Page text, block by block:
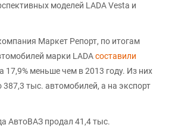
моделей LADA Vesta и
Маркет Репорт, по итогам
марки LADAсоставили
17,9% меньше чем в 2013 году. Из них
387,3 тыс. автомобилей, а на экспорт
АвтоВАЗ продал 41,4 тыс.